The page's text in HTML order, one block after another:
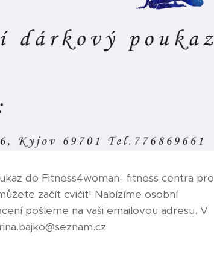
do Fitness4woman- fitness centra pro
začít cvičit! Nabízíme osobní
pošleme na vaši emailovou adresu. V